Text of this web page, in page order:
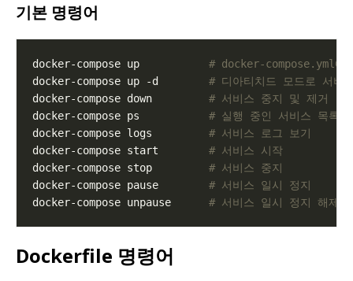
기본 명령어
docker-compose up # docker-compose.yml에
docker-compose up -d # 디아티치드 모드로 서비
docker-compose down # 서비스 중지 및 제거
docker-compose ps # 실행 중인 서비스 목록
docker-compose logs # 서비스 로그 보기
docker-compose start # 서비스 시작
docker-compose stop # 서비스 중지
docker-compose pause # 서비스 일시 정지
docker-compose unpause # 서비스 일시 정지 해제
Dockerfile 명령어